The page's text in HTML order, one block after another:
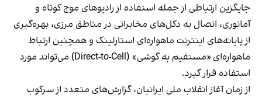
جایگزین ارتباطی از جمله استفاده از رادیوهای موج کوتاه و
آماتوری، اتصال به دکل‌های مخابراتی در مناطق مرزی، بهره‌گیری
از پایانه‌های اینترنت ماهواره‌ای استارلینک و همچنین ارتباط
ماهواره‌ای «مستقیم به گوشی» (Direct-to-Cell) می‌تواند مورد
استفاده قرار گیرد.
از زمان آغاز انقلاب ملی ایرانیان، گزارش‌های متعدد از سرکوب